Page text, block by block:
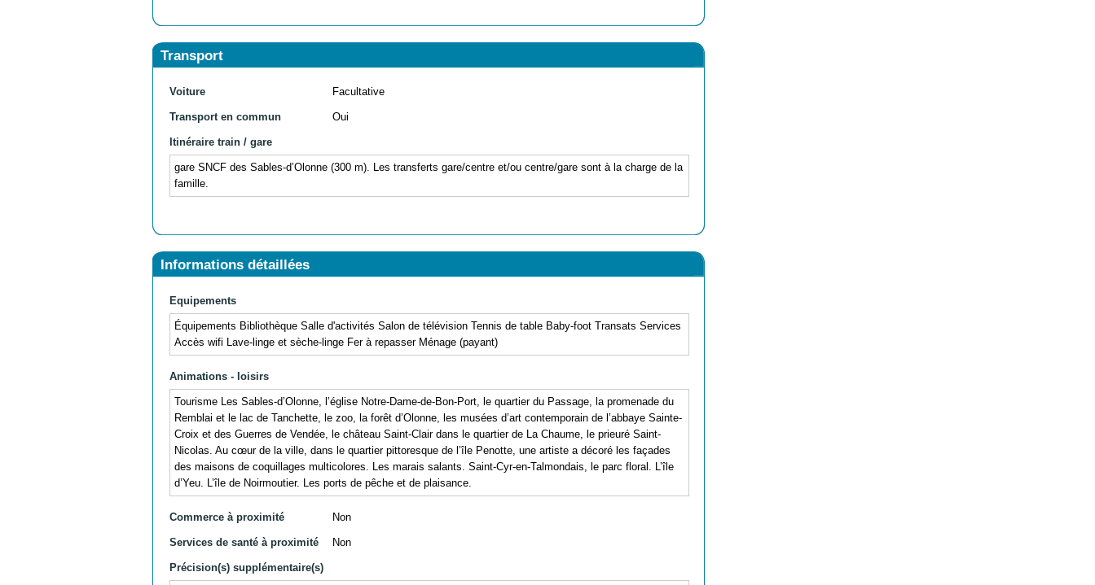
Transport
Voiture Facultative
Transport en commun Oui
Itinéraire train / gare
gare SNCF des Sables-d’Olonne (300 m). Les transferts gare/centre et/ou centre/gare sont à la charge de la
famille.
Informations détaillées
Equipements
Équipements Bibliothèque Salle d'activités Salon de télévision Tennis de table Baby-foot Transats Services
Accès wifi Lave-linge et sèche-linge Fer à repasser Ménage (payant)
Animations - loisirs
Tourisme Les Sables-d’Olonne, l’église Notre-Dame-de-Bon-Port, le quartier du Passage, la promenade du
Remblai et le lac de Tanchette, le zoo, la forêt d’Olonne, les musées d’art contemporain de l’abbaye Sainte-
Croix et des Guerres de Vendée, le château Saint-Clair dans le quartier de La Chaume, le prieuré Saint-
Nicolas. Au cœur de la ville, dans le quartier pittoresque de l’île Penotte, une artiste a décoré les façades
des maisons de coquillages multicolores. Les marais salants. Saint-Cyr-en-Talmondais, le parc floral. L’île
d’Yeu. L’île de Noirmoutier. Les ports de pêche et de plaisance.
Commerce à proximité Non
Services de santé à proximité Non
Précision(s) supplémentaire(s)